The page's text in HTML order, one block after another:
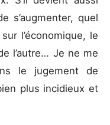
s’augmenter, quel
l’économique, le
l’autre… Je ne me
le jugement de
plus incidieux et